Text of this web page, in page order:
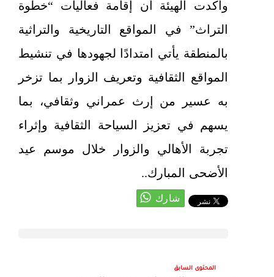
وأكدت الهيئة أن إقامة فعاليات “خطوة
التراث” في المواقع التاريخية والتراثية
بالمنطقة يأتي امتدادًا لجهودها في تنشيط
المواقع الثقافية وتعريف الزوار بما تزخر
به عسير من إرث عمراني وثقافي، بما
يسهم في تعزيز السياحة الثقافية وإثراء
تجربة الأهالي والزوار خلال موسم عيد
الأضحى المبارك..
المحتوى السابق